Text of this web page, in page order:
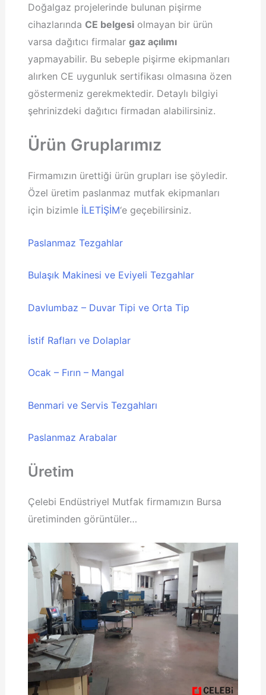
Doğalgaz projelerinde bulunan pişirme
cihazlarında CE belgesi olmayan bir ürün
varsa dağıtıcı firmalargaz açılımı
yapmayabilir. Bu sebeple pişirme ekipmanları
alırken CE uygunluk sertifikası olmasına özen
göstermeniz gerekmektedir. Detaylı bilgiyi
şehrinizdeki dağıtıcı firmadan alabilirsiniz.
Ürün Gruplarımız
Firmamızın ürettiği ürün grupları ise şöyledir.
Özel üretim paslanmaz mutfak ekipmanları
için bizimle İLETİŞİM‘e geçebilirsiniz.
Paslanmaz Tezgahlar
Bulaşık Makinesi ve Eviyeli Tezgahlar
Davlumbaz – Duvar Tipi ve Orta Tip
İstif Rafları ve Dolaplar
Ocak – Fırın – Mangal
Benmari ve Servis Tezgahları
Paslanmaz Arabalar
Üretim
Çelebi Endüstriyel Mutfak firmamızın Bursa
üretiminden görüntüler…